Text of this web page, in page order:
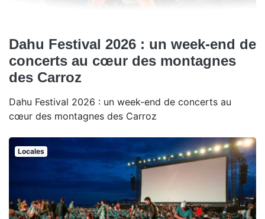
Dahu Festival 2026 : un week-end de
concerts au cœur des montagnes
des Carroz
Dahu Festival 2026 : un week-end de concerts au
cœur des montagnes des Carroz
Locales